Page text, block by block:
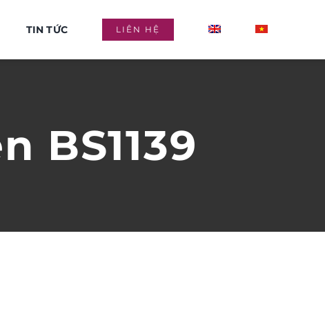
TIN TỨC LIÊN HỆ
BS1139